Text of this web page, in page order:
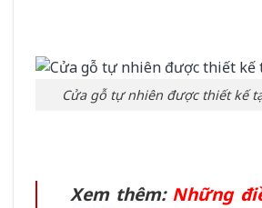
Cửa gỗ tự nhiên được thiết kế
Xem thêm: Những